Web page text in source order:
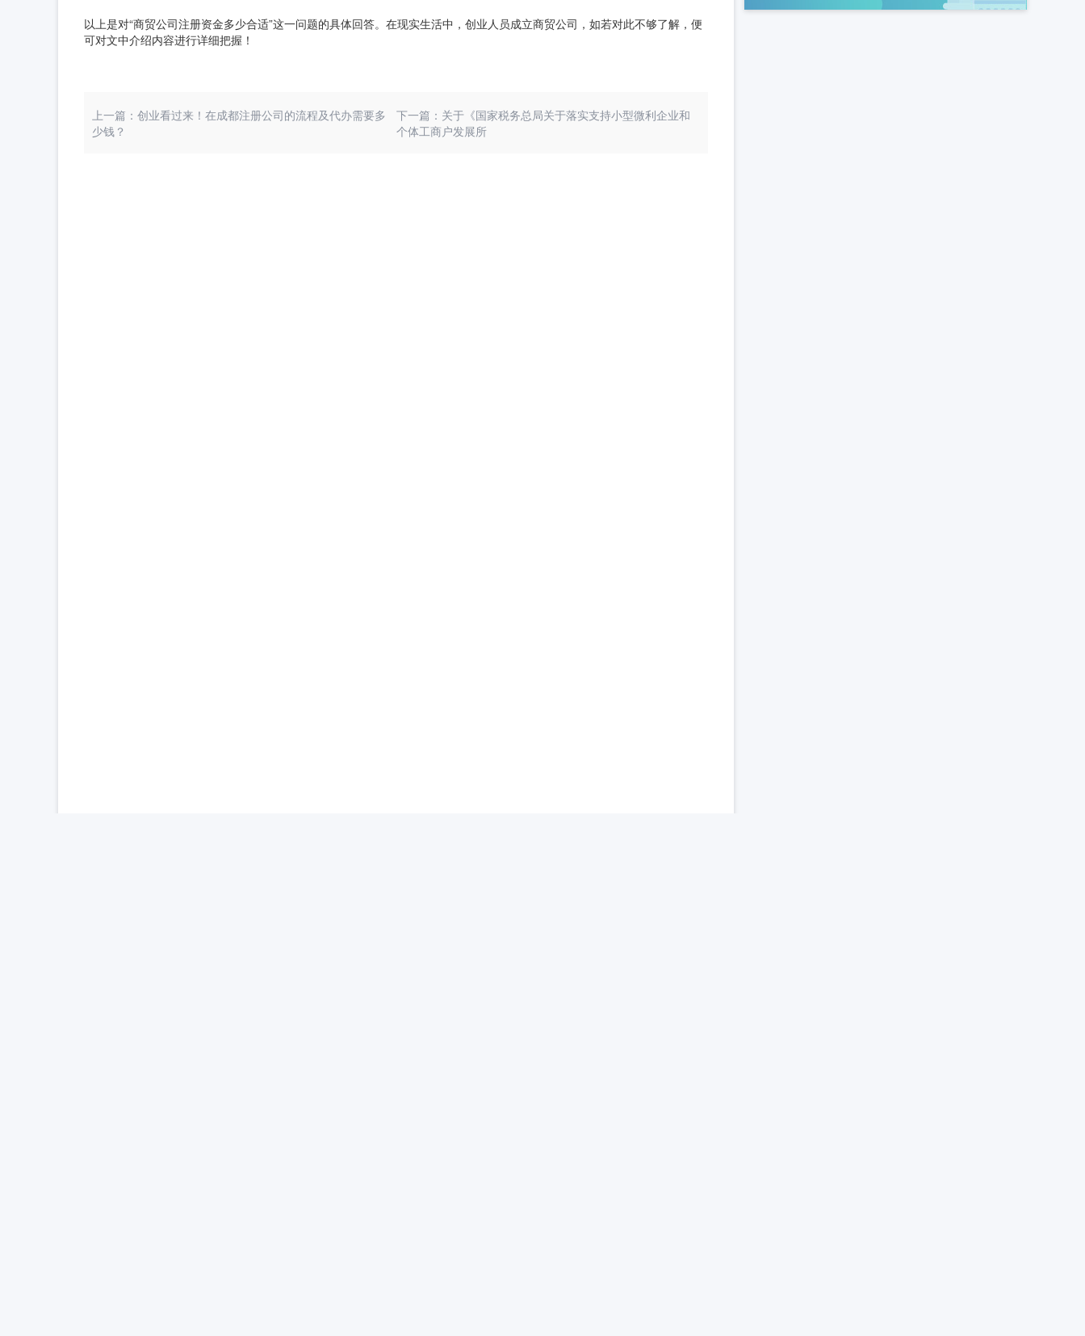
以上是对“商贸公司注册资金多少合适”这一问题的具体回答。在现实生活中，创业人员成立商贸公司，如若对此不够了解，便
可对文中介绍内容进行详细把握！
上一篇：创业看过来！在成都注册公司的流程及代办需要多
少钱？
下一篇：关于《国家税务总局关于落实支持小型微利企业和
个体工商户发展所